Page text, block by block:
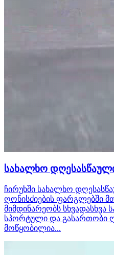
სახალხო
ჩირუხში სახალხო
ღონისძიების ფარგლებში
მიმდინარეობს სხვადასხვა
სპორტული და გასართობი
მოწყობილია...